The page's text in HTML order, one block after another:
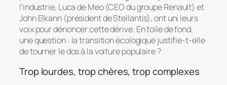
l’industrie, Luca de Meo (CEO du groupe Renault) et
John Elkann (président de Stellantis), ont uni leurs
voix pour dénoncer cette dérive. En toile de fond,
une question : la transition écologique justifie-t-elle
de tourner le dos à la voiture populaire ?
Trop lourdes, trop chères, trop complexes